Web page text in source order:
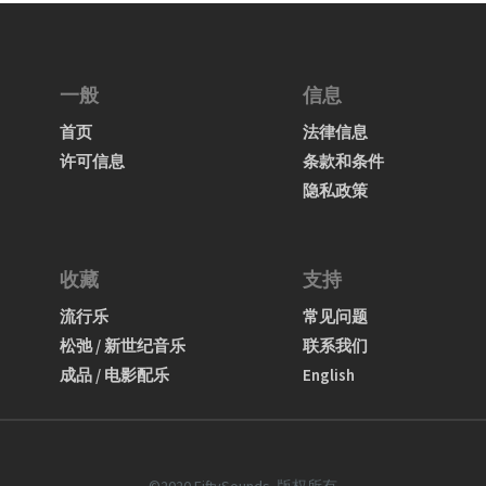
一般
首页
许可信息
信息
法律信息
条款和条件
隐私政策
收藏
流行乐
松弛 / 新世纪音乐
成品 / 电影配乐
支持
常见问题
联系我们
English